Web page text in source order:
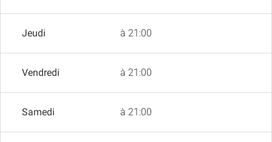
Jeudi à 21:00
Vendredi à 21:00
Samedi à 21:00